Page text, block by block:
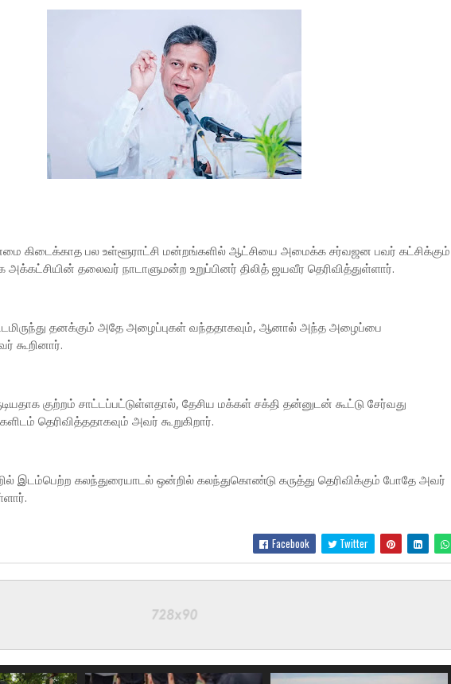
கிடைக்காத பல உள்ளூராட்சி மன்றங்களில் ஆட்சியை அமைக்க சர்வஜன பவர் கட்சிக்கும்
தலைவர் நாடாளுமன்ற உறுப்பினர் திலித் ஜயவீர தெரிவித்துள்ளார்.
தனக்கும் அதே அழைப்புகள் வந்ததாகவும், ஆனால் அந்த அழைப்பை
கூறினார்.
குற்றம் சாட்டப்பட்டுள்ளதால், தேசிய மக்கள் சக்தி தன்னுடன் கூட்டு சேர்வது
தெரிவித்ததாகவும் அவர் கூறுகிறார்.
கலந்துரையாடல் ஒன்றில் கலந்துகொண்டு கருத்து தெரிவிக்கும் போதே அவர்
Facebook Twitter